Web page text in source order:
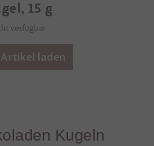
15 g
verfügbar
laden
Kugeln